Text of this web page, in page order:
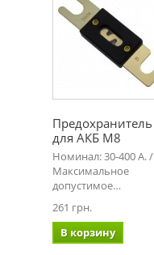
Предохранитель
для АКБ М8
Номинал: 30-400 А. /
Максимальное
допустимое…
261 грн.
В корзину